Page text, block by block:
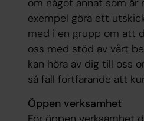
exempel göra ett
med i en grupp om att
oss med stöd av vårt
kan höra av dig till oss
så fall fortfarande att
Öppen verksamhet